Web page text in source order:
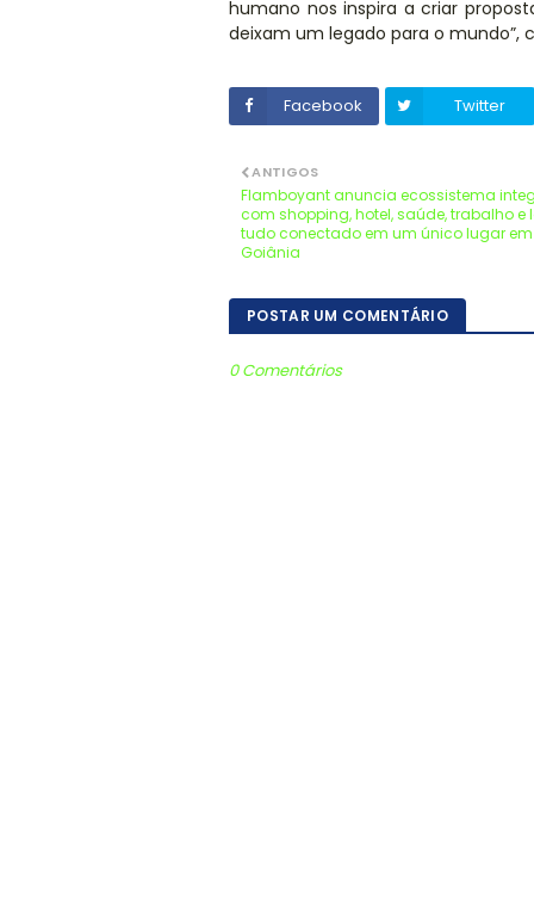
humano nos inspira a criar
deixam um legado para o mundo”,
Facebook Twitter
ANTIGOS
Flamboyant anuncia ecossistema
com shopping, hotel, saúde, trabalho e
tudo conectado em um único lugar em
Goiânia
POSTAR UM COMENTÁRIO
0 Comentários